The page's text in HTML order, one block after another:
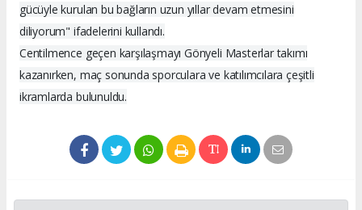
gücüyle kurulan bu bağların uzun yıllar devam etmesini
diliyorum" ifadelerini kullandı.
Centilmence geçen karşılaşmayı Gönyeli Masterlar takımı
kazanırken, maç sonunda sporculara ve katılımcılara çeşitli
ikramlarda bulunuldu.